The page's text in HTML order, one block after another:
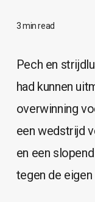
3 min read
Pech en
had kunnen
overwinning
een wedstrijd
en een
tegen de